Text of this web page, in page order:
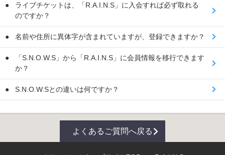
ライブチケットは、「R.A.I.N.S」に入会すれば必ず取れる
のですか？
名前や住所に異体字が含まれていますが、登録できますか？
「S.N.O.W.S」から「R.A.I.N.S」に会員情報を移行できます
か？
S.N.O.W.Sとの違いは何ですか？
よくあるご質問へ戻る